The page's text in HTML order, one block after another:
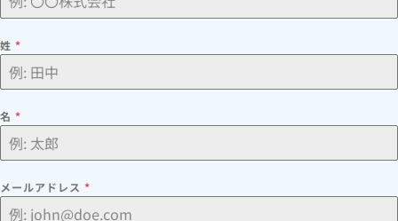
姓 *
名 *
メールアドレス *